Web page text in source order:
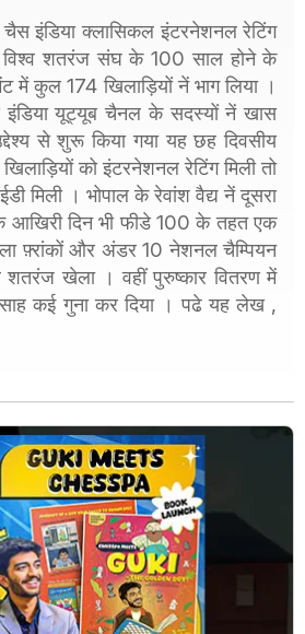
चैस इंडिया क्लासिकल इंटरनेशनल रेटिंग
विश्व शतरंज संघ के 100 साल होने के
में कुल 174 खिलाड़ियों नें भाग लिया ।
इंडिया यूट्यूब चैनल के सदस्यों नें खास
से शुरू किया गया यह छह दिवसीय
को इंटरनेशनल रेटिंग मिली तो
मिली । भोपाल के रेवांश वैद्य नें दूसरा
के आखिरी दिन भी फीडे 100 के तहत एक
फ़्रांकों और अंडर 10 नेशनल चैम्पियन
शतरंज खेला । वहीं पुरुष्कार वितरण में
कई गुना कर दिया । पढे यह लेख ,